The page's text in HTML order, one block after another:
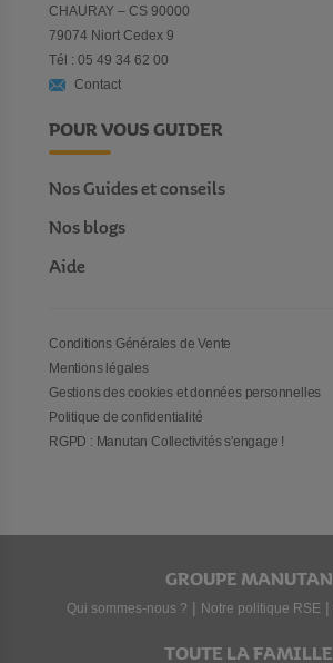
CHAURAY – CS 90000
79074 Niort Cedex 9
Tél : 05 49 34 62 00
Contact
POUR VOUS GUIDER
Nos Guides et conseils
Nos blogs
Aide
Conditions Générales de Vente
Mentions légales
Gestions des cookies et données personnelles
Politique de confidentialité
RGPD : Manutan Collectivités s'engage !
GROUPE MANUTAN
Qui sommes-nous ? | Notre politique RSE |
TOUTE LA FAMILLE